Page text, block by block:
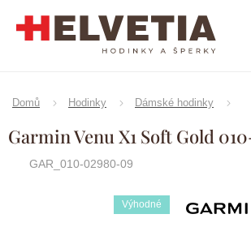
Domů Hodinky Dámské hodinky
Garmin Venu X1 Soft Gold
GAR_010-02980-09
Výhodné Značka: